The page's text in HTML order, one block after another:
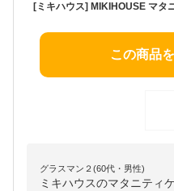
この商品
グラスマン２(60代・男性)
ミキハウスのマタニティ